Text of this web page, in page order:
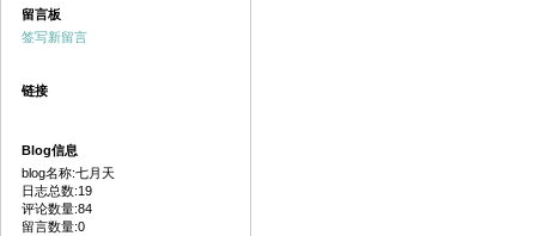
留言板
签写新留言
链接
Blog信息
blog名称:七月天
日志总数:19
评论数量:84
留言数量:0